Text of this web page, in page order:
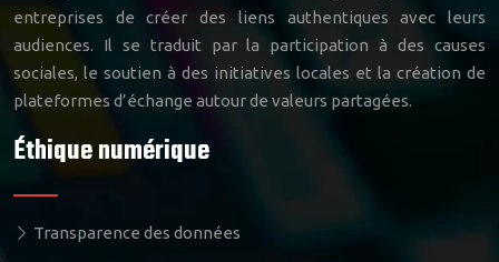
entreprises de créer des liens authentiques avec leurs
audiences. Il se traduit par la participation à des causes
sociales, le soutien à des initiatives locales et la création de
plateformes d’échange autour de valeurs partagées.
Éthique numérique
Transparence des données